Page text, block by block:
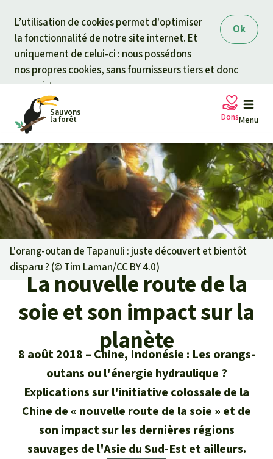
Ok
L’utilisation de cookies permet d'optimiser
la fonctionnalité de notre site internet. Et
uniquement de celui-ci : nous possédons
nos propres cookies, sans fournisseurs tiers et donc
sans pistage.
Sauvons
la forêt Menu
Pétitions
Informations
Pour approfondir
Actualités
Succès
Lettre d'information
Thématiques
Climat et forêt tropicale
La biodiversité
L'huile de palme
Les aires protégées
Association
Sauvons la forêt
Qui sommes-nous ?
Nous contacter
Transparence
Questions fréquentes
Recherche
Français
Deutsch
English
Dons
Votre soutien est capital
Fonds d'urgence
Certificats de don
Questions & réponses
Don pour un thème
Protection des animaux
Protection des forêts tropicales
Don pour une région
Asie du Sud-Est
Afrique
L'orang-outan de Tapanuli : juste découvert et bientôt
disparu ? (© Tim Laman/CC BY 4.0)
La nouvelle route de la
soie et son impact sur la
planète
8 août 2018
Chine, Indonésie : Les orangs-
outans ou l'énergie hydraulique ?
Explications sur l'initiative colossale de la
Chine de « nouvelle route de la soie » et de
son impact sur les dernières régions
sauvages de l'Asie du Sud-Est et ailleurs.